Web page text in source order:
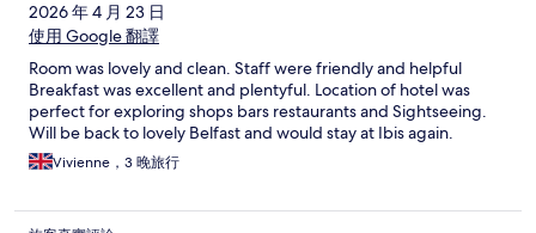
2026 年 4 月 23 日
使用 Google 翻譯
Room was lovely and clean. Staff were friendly and helpful
Breakfast was excellent and plentyful. Location of hotel was
perfect for exploring shops bars restaurants and Sightseeing.
Will be back to lovely Belfast and would stay at Ibis again.
Vivienne，3 晚旅行